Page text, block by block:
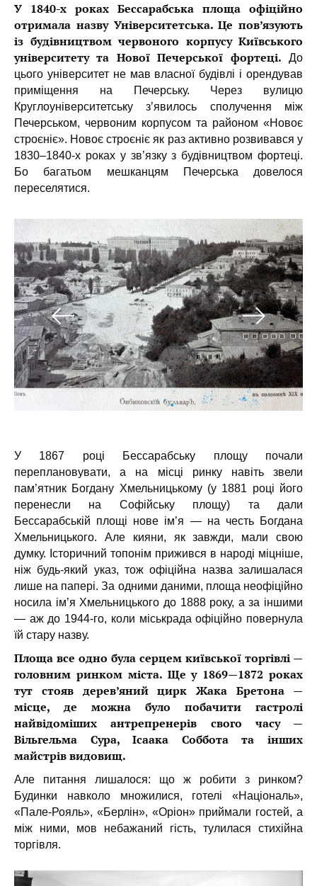
У 1840-х роках Бессарабська площа офіційно
отримала назву Університетська. Це пов’язують
із будівництвом червоного корпусу Київського
університету та Нової Печерської фортеці.
До
цього університет не мав власної будівлі і орендував
приміщення на Печерську. Через вулицю
Круглоуніверситетську зʼявилось сполучення між
Печерськом, червоним корпусом та районом «Новоє
строєніє». Новоє строєніє як раз активно розвивався у
1830–1840-х роках у зв’язку з будівництвом фортеці.
Бо багатьом мешканцям Печерська довелося
переселятися.
У 1867 році Бессарабську площу почали
переплановувати, а на місці ринку навіть звели
пам’ятник Богдану Хмельницькому (у 1881 році його
перенесли на Софійську площу) та дали
Бессарабській площі нове ім’я — на честь Богдана
Хмельницького. Але кияни, як завжди, мали свою
думку. Історичний топонім прижився в народі міцніше,
ніж будь-який указ, тож офіційна назва залишалася
лише на папері. За одними даними, площа неофіційно
носила ім’я Хмельницького до 1888 року, а за іншими
— аж до 1944-го, коли міськрада офіційно повернула
їй стару назву.
Площа все одно була серцем київської торгівлі —
головним ринком міста. Ще у 1869—1872 роках
тут стояв дерев’яний цирк Жака Бретона —
місце, де можна було побачити гастролі
найвідоміших антрепренерів свого часу —
Вільгельма Сура, Ісаака Соббота та інших
майстрів видовищ.
Але питання лишалося: що ж робити з ринком?
Будинки навколо множилися, готелі «Національ»,
«Пале-Рояль», «Берлін», «Оріон» приймали гостей, а
між ними, мов небажаний гість, тулилася стихійна
торгівля.